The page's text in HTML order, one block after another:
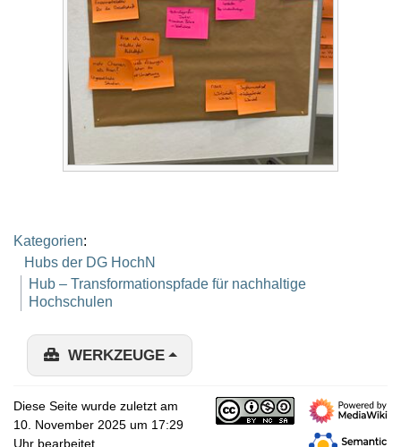
Kategorien:
Hubs der DG HochN
Hub – Transformationspfade für nachhaltige
Hochschulen
WERKZEUGE
Diese Seite wurde zuletzt am
10. November 2025 um 17:29
Uhr bearbeitet.